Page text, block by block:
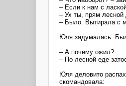
– Если к нам с
– Ух ты, прям
– Было. Вытирала с
Юля задумалась.
– А почему ожил?
– По лесной еде
Юля деловито
скомандовала: